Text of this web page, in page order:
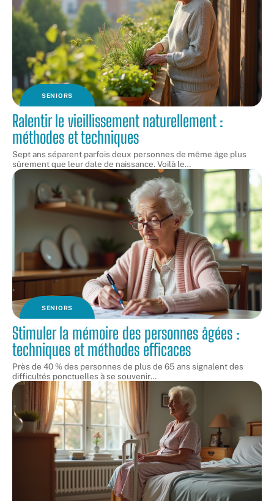
SENIORS
Ralentir le vieillissement naturellement :
méthodes et techniques
Sept ans séparent parfois deux personnes de même âge plus
sûrement que leur date de naissance. Voilà le…
SENIORS
Stimuler la mémoire des personnes âgées :
techniques et méthodes efficaces
Près de 40 % des personnes de plus de 65 ans signalent des
difficultés ponctuelles à se souvenir…